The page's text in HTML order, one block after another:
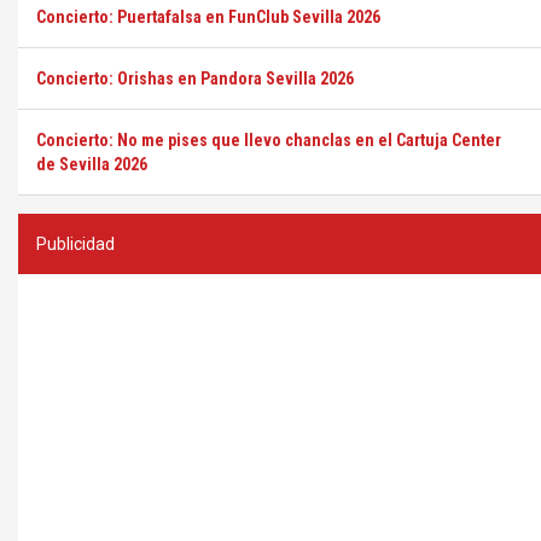
Concierto: Puertafalsa en FunClub Sevilla 2026
Concierto: Orishas en Pandora Sevilla 2026
Concierto: No me pises que llevo chanclas en el Cartuja Center
de Sevilla 2026
Publicidad